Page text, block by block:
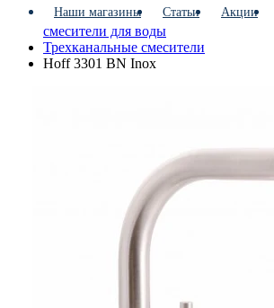
Наши магазины
Статьи Акции
смесители для воды
Трехканальные смесители
Hoff 3301 BN Inox